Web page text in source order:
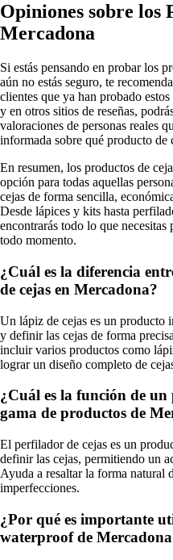
Opiniones sobre los
Mercadona
Si estás pensando en probar los
aún no estás seguro, te
clientes que ya han probado
y en otros sitios de reseñas,
valoraciones de personas reales
informada sobre qué producto de
En resumen, los productos de
opción para todas aquellas
cejas de forma sencilla,
Desde lápices y kits hasta
encontrarás todo lo que necesitas
todo momento.
¿Cuál es la diferencia
de cejas en Mercadona?
Un lápiz de cejas es un producto
y definir las cejas de forma
incluir varios productos como
lograr un diseño completo de
¿Cuál es la función de
gama de productos de
El perfilador de cejas es un
definir las cejas, permitiendo un
Ayuda a resaltar la forma natural
imperfecciones.
¿Por qué es importante
waterproof de